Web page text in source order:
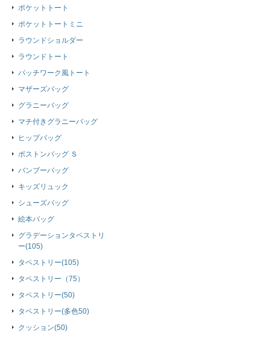
ポケットトート
ポケットトートミニ
ラウンドショルダー
ラウンドトート
パッチワーク風トート
マザーズバッグ
グラニーバッグ
マチ付きグラニーバッグ
ヒップバッグ
ボストンバッグ Ｓ
バンブーバッグ
キッズリュック
シューズバッグ
絵本バッグ
グラデーションタペストリ
ー(105)
タペストリー(105)
タペストリー（75）
タペストリー(50)
タペストリー(多色50)
クッション(50)